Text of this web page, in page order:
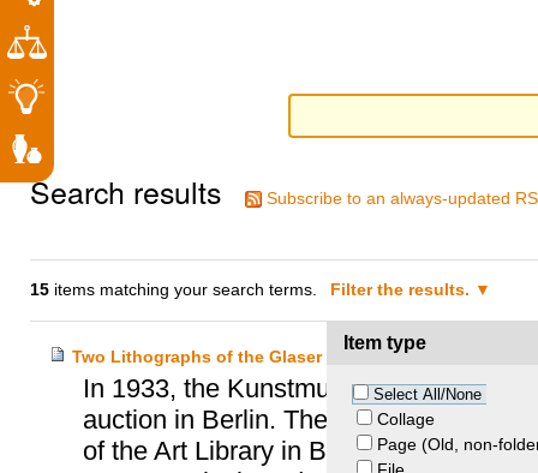
Search results Subscribe to an always-updated
15 items matching your search terms. Filter the results.
Item type
Select All/None
Collage
Page (Old, non-
Two Lithographs of the Glaser Collection – Glaser Heirs
In 1933, the Kunstmuseum Basel
auction in Berlin. These works
of the Art Library in Berlin. In 2004,